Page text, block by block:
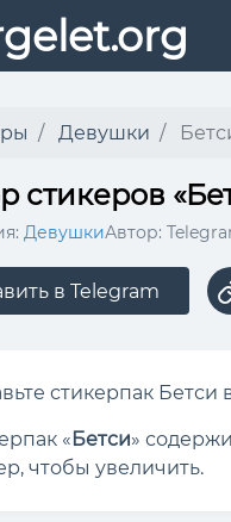
Девушки
стикеров
ДевушкиАвтор:
в Telegram
стикерпак Бетси
«Бетси»
чтобы увеличить.